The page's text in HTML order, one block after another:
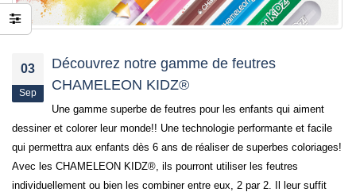
03
Sep
Découvrez notre gamme de feutres
CHAMELEON KIDZ®
Une gamme superbe de feutres pour les enfants qui aiment
dessiner et colorer leur monde!! Une technologie performante et facile
qui permettra aux enfants dès 6 ans de réaliser de superbes coloriages!
Avec les CHAMELEON KIDZ®, ils pourront utiliser les feutres
individuellement ou bien les combiner entre eux, 2 par 2. Il leur suffit
-25% sur tout le site pour
préparer la fête des
15 mai 2026